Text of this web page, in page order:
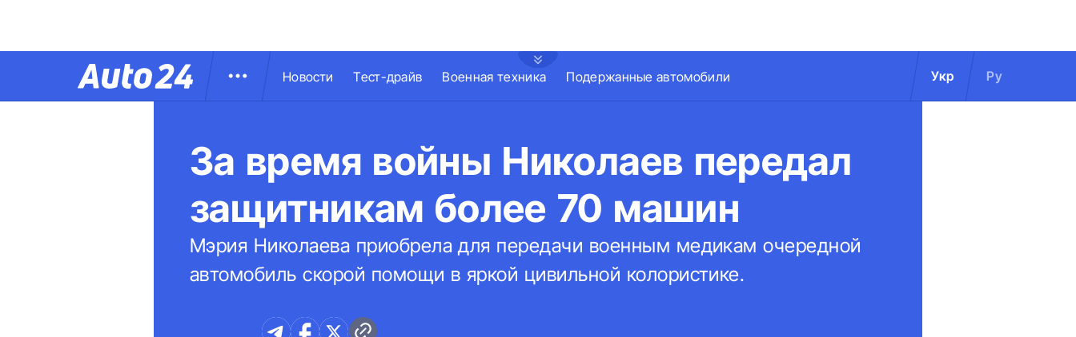
Новости Тест-драйв Военная техника Подержанные автомобили Укр Ру
За время войны Николаев передал
защитникам более 70 машин
Мэрия Николаева приобрела для передачи военным медикам очередной
автомобиль скорой помощи в яркой цивильной колористике.